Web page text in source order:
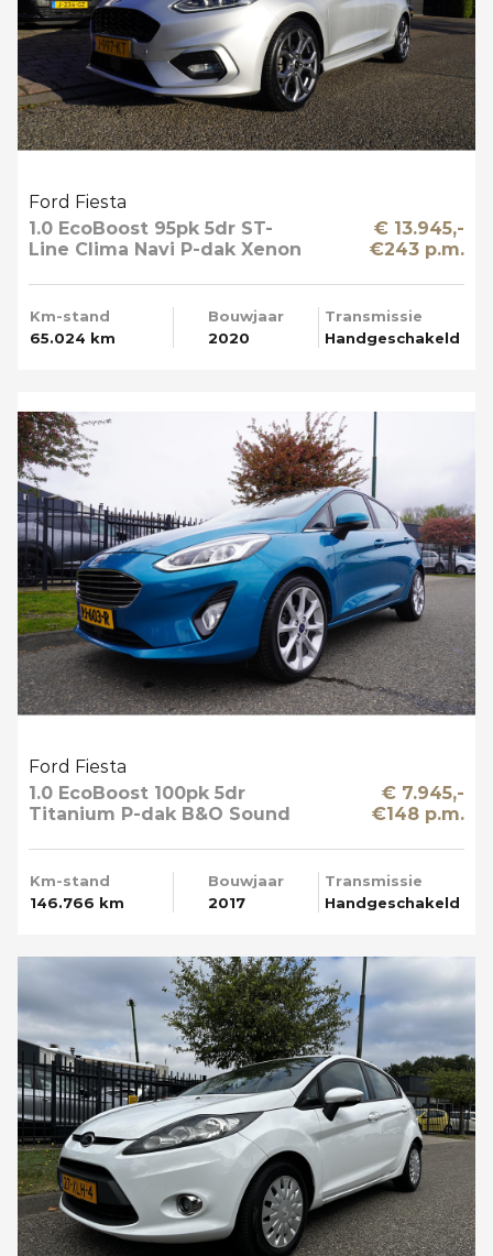
Ford Fiesta
1.0 EcoBoost 95pk 5dr ST-
Line Clima Navi P-dak Xenon
€ 13.945,-
€243 p.m.
Km-stand
65.024 km
Bouwjaar
2020
Transmissie
Handgeschakeld
Ford Fiesta
1.0 EcoBoost 100pk 5dr
Titanium P-dak B&O Sound
€ 7.945,-
€148 p.m.
Km-stand
146.766 km
Bouwjaar
2017
Transmissie
Handgeschakeld